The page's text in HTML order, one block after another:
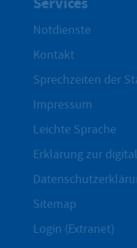
Notdienste
Kontakt
Sprechzeiten der
Impressum
Leichte Sprache
Erklärung zur
Sitemap
Login (Extranet)